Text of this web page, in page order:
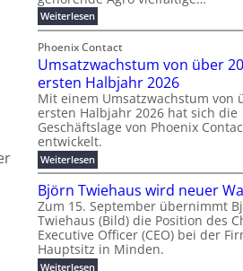
g
b
r
a
u
c
h
t
m
e
h
r
T
e
m
p
g
y
H
u
b
f
ü
r
m
o
d
e
r
n
e
E
l
t
e
N
H
-
S
i
c
h
e
r
u
n
g
s
e
t
e
i
l
i
g
u
n
g
b
e
i
m
2
0
Weiterlesen:
M
h
r
f
a
c
h
d
u
r
c
h
f
ü
h
u
n
g
Phoenix Contact
Umsatzwachstum von über
ersten Halbjahr 2026
Mit einem Umsatzwachstum von
ersten Halbjahr 2026 hat sich die
Geschäftslage von Phoenix
entwickelt.
Weiterlesen:
U
m
s
a
z
w
a
Björn Twiehaus wird neuer
Zum 15. September übernimmt
Twiehaus (Bild) die Position des
Executive Officer (CEO) bei der
Hauptsitz in Minden.
Weiterlesen: